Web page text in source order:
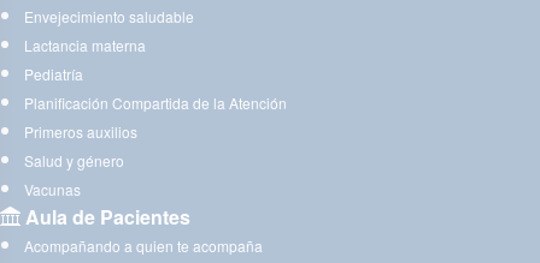
Envejecimiento saludable
Lactancia materna
Pediatría
Planificación Compartida de la Atención
Primeros auxilios
Salud y género
Vacunas
Aula de Pacientes
Acompañando a quien te acompaña